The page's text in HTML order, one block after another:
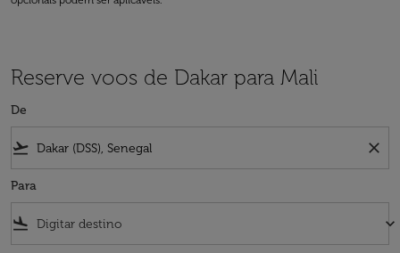
Reserve voos de Dakar para Mali
De
flight_takeoff close
Para
flight_land keyboard_arrow_down